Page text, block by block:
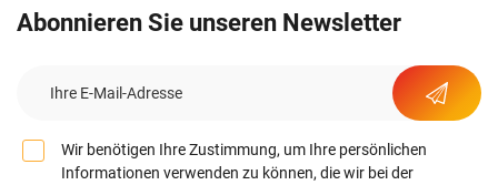
Abonnieren Sie unseren Newsletter
Wir benötigen Ihre Zustimmung, um Ihre persönlichen
Informationen verwenden zu können, die wir bei der